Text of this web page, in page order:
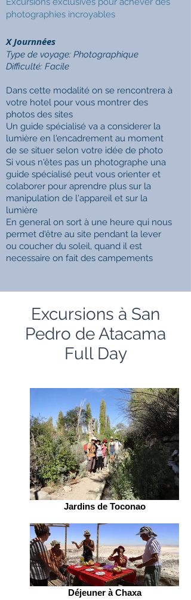
photographies incroyables
X Journnées
Type de voyage: Photographique
Difficulté: Facile
Dans cette modalité on se rencontrera à
votre hotel pour vous montrer des
photos des sites
Un guide spécialisé va a considerer la
lumière en l'encadrement au moment
de se situer selon votre idée de photo
Si vous n'êtes pas un photographe una
guide spécialisé peut vous orienter et
colaborer pour aprendre plus sur la
manipulation de l'appareil et sur la
lumière
En general on sort à une heure qui nous
permet d'être au site pendant la lever
ou coucher du soleil, quand il est
necessaire on fait des campements
Excursions à San
Pedro de Atacama
Full Day
Jardins de Toconao
Déjeuner à Chaxa